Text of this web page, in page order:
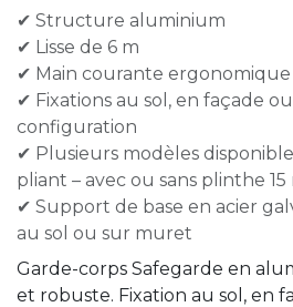
✔ Structure aluminium
✔ Lisse de 6 m
✔ Main courante ergonomique
✔ Fixations au sol, en façade
configuration
✔ Plusieurs modèles
pliant – avec ou sans plinthe 15
✔ Support de base en acier
au sol ou sur muret
Garde-corps Safegarde en
et robuste. Fixation au sol, en